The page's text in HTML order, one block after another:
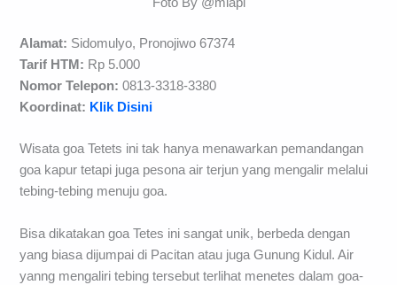
Alamat: Sidomulyo, Pronojiwo 67374
Tarif HTM: Rp 5.000
Nomor Telepon: 0813-3318-3380
Koordinat: Klik Disini
Wisata goa Tetets ini tak hanya menawarkan pemandangan
goa kapur tetapi juga pesona air terjun yang mengalir melalui
tebing-tebing menuju goa.
Bisa dikatakan goa Tetes ini sangat unik, berbeda dengan
yang biasa dijumpai di Pacitan atau juga Gunung Kidul. Air
yanng mengaliri tebing tersebut terlihat menetes dalam goa-